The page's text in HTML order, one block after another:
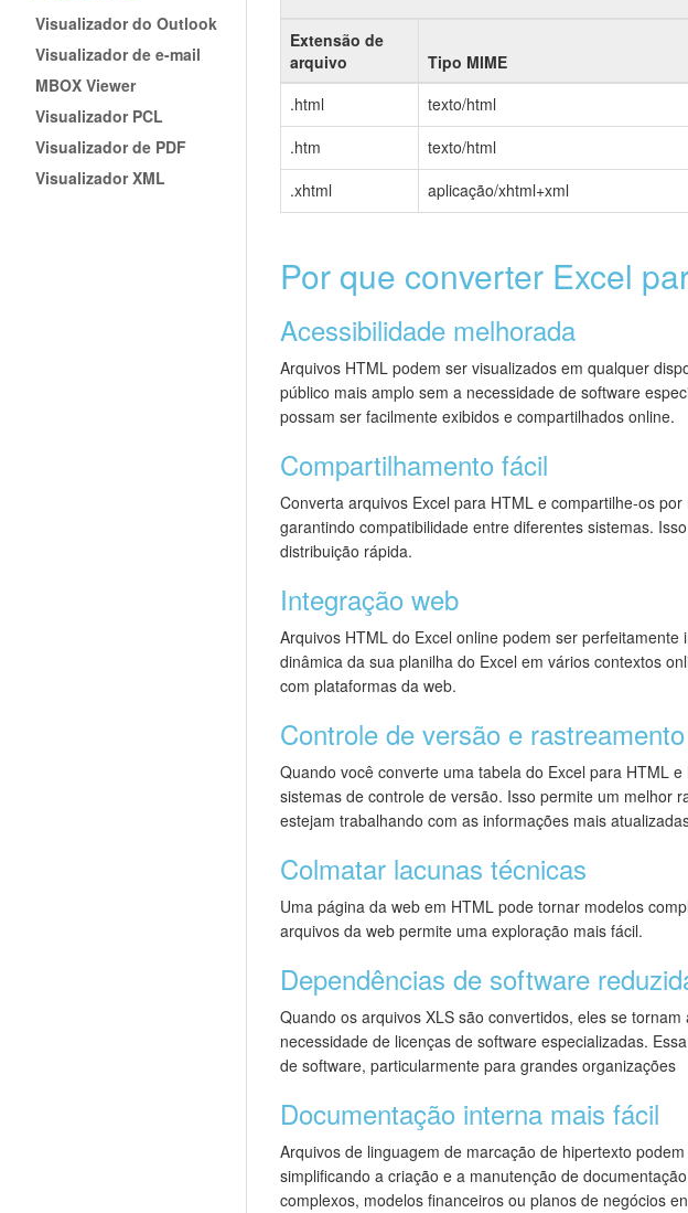
Visualizador do Outlook
Visualizador de e-mail
MBOX Viewer
Visualizador PCL
Visualizador de PDF
Visualizador XML
Extensão de
arquivo
Tipo MIME
.html
texto/html
.htm
texto/html
.xhtml
aplicação/xhtml+xml
Por que converter Excel
Acessibilidade melhorada
Arquivos HTML podem ser visualizados em qualquer
público mais amplo sem a necessidade de software
possam ser facilmente exibidos e compartilhados online.
Compartilhamento fácil
Converta arquivos Excel para HTML e compartilhe-os
garantindo compatibilidade entre diferentes sistemas.
distribuição rápida.
Integração web
Arquivos HTML do Excel online podem ser
dinâmica da sua planilha do Excel em vários contextos
com plataformas da web.
Controle de versão e
Quando você converte uma tabela do Excel para HTML
sistemas de controle de versão. Isso permite um melhor
estejam trabalhando com as informações mais
Colmatar lacunas técnicas
Uma página da web em HTML pode tornar modelos
arquivos da web permite uma exploração mais fácil.
Dependências de software
Quando os arquivos XLS são convertidos, eles se
necessidade de licenças de software especializadas.
de software, particularmente para grandes organizações
Documentação interna mais fácil
Arquivos de linguagem de marcação de hipertexto
simplificando a criação e a manutenção de
complexos, modelos financeiros ou planos de negócios